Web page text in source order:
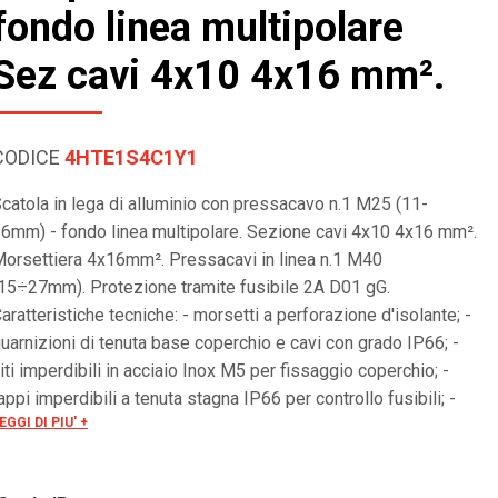
linea multipolare
cavi 4x10 4x16 mm².
4HTE1S4C1Y1
in lega di alluminio con pressacavo n.1 M25 (11-
- fondo linea multipolare. Sezione cavi 4x10 4x16 mm².
4x16mm². Pressacavi in linea n.1 M40
Protezione tramite fusibile 2A D01 gG.
tecniche: - morsetti a perforazione d'isolante; -
di tenuta base coperchio e cavi con grado IP66; -
imperdibili in acciaio Inox M5 per fissaggio coperchio; -
imperdibili a tenuta stagna IP66 per controllo fusibili; -
di terra esterno M5; - fusibili di protezione della
DI PIU' +